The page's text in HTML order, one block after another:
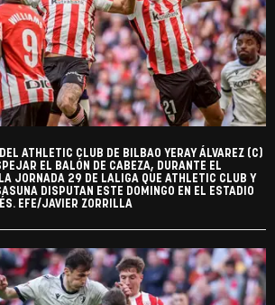
ATHLETIC CLUB DE BILBAO YERAY ÁLVAREZ (C)
EL BALÓN DE CABEZA, DURANTE EL
JORNADA 29 DE LALIGA QUE ATHLETIC CLUB Y
DISPUTAN ESTE DOMINGO EN EL ESTADIO
EFE/JAVIER ZORRILLA